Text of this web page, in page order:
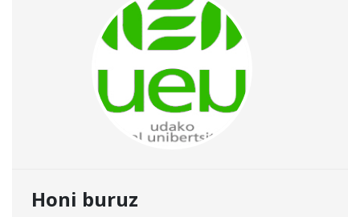
Honi buruz